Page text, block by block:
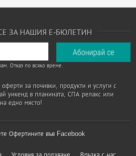
ЗА НАШИЯ Е-БЮЛЕТИН
Отказ по всяко време.
за почивки, продукти и услуги с
уикенд в планината, СПА релакс или
едно място!
Офертините във Facebook